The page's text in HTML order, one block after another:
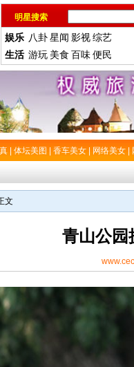
明星搜索
娱乐 八卦星闻 影视综艺
生活 游玩 美食 百味便民
体坛美图 香车美女 网络美女
文
青山公园